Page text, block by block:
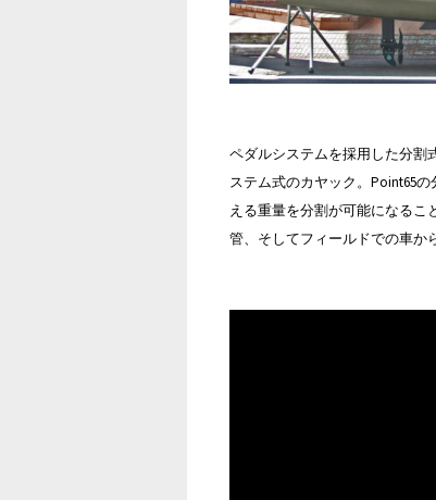
ペダルシステムを採用した分割
ステム式のカヤック。Point65
える重量を分割が可能になる
管、そしてフィールドでの車か